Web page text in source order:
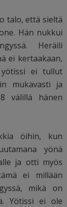
talo, että sieltä
Hän nukkui
Heräili
ei kertaakaan,
ei tullut
mukavasti ja
välillä hänen
öihin, kun
yönä
ja otti myös
ei millään
mikä on
Yötissi ei ole